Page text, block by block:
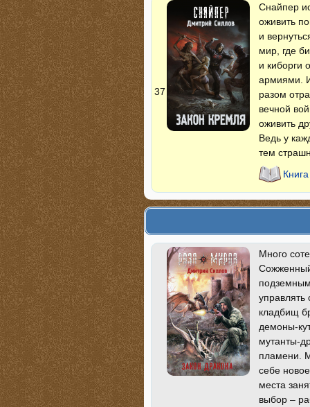
37
Снайпер
оживить
и
мир, где
и киборги
армиями.
разом
вечной
оживить
Ведь у
тем
Много
управлять
кладбищ
демоны-
мутанты-
пламени.
себе
места
выбор –